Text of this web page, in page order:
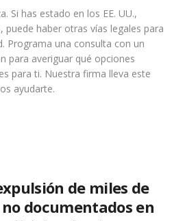
Si has estado en los EE. UU.,
haber otras vías legales para
Programa una consulta con un
para averiguar qué opciones
para ti. Nuestra firma lleva este
ayudarte.
de miles de
documentados en